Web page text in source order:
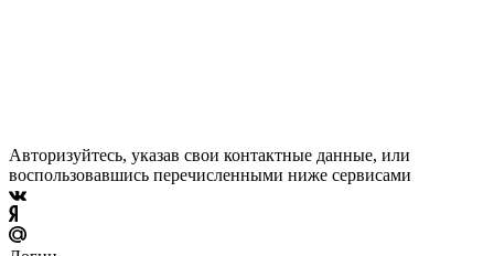
Авторизуйтесь, указав свои контактные данные, или
воспользовавшись перечисленными ниже сервисами